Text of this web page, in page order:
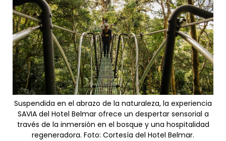
Suspendida en el abrazo de la naturaleza, la experiencia
SAVIA del Hotel Belmar ofrece un despertar sensorial a
través de la inmersión en el bosque y una hospitalidad
regeneradora. Foto: Cortesía del Hotel Belmar.